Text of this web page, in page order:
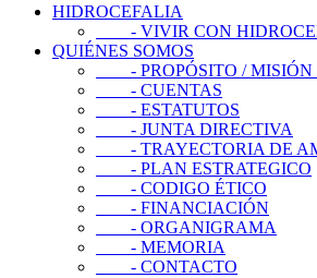
HIDROCEFALIA
- VIVIR CON
QUIÉNES SOMOS
- PROPÓSITO / MISIÓN
- CUENTAS
- ESTATUTOS
- JUNTA DIRECTIVA
- TRAYECTORIA DE
- PLAN ESTRATEGICO
- CODIGO ÉTICO
- FINANCIACIÓN
- ORGANIGRAMA
- MEMORIA
- CONTACTO